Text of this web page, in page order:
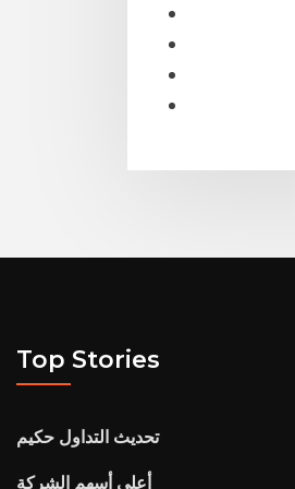
Top Stories
تحديث التداول حكيم
أعلى أسهم الشركة